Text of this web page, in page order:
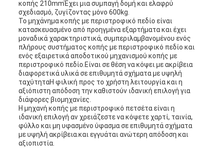
κοπής 210mmΈχει μια συμπαγή δομή και ελαφρύ
σχεδιασμό, ζυγίζοντας μόνο 600kg.
Το μηχάνημα κοπής με περιστροφικό πεδίο είναι
κατασκευασμένο από προηγμένα εξαρτήματα και έχει
μοναδικά χαρακτηριστικά, συμπεριλαμβανομένου ενός
πλήρους συστήματος κοπής με περιστροφικό πεδίο και
ενός εξαιρετικά αποδοτικού μηχανισμού κοπής με
περιστροφικό πεδίο.Είναι σε θέση να κόψει με ακρίβεια
διαφορετικά υλικά σε επιθυμητά σχήματα με υψηλή
ταχύτηταΗ φιλική προς το χρήστη λειτουργία και η
αξιόπιστη απόδοση την καθιστούν ιδανική επιλογή για
διάφορες βιομηχανίες.
Η μηχανή κοπής με περιστροφικό πετσέτα είναι η
ιδανική επιλογή αν χρειάζεστε να κόψετε χαρτί, ταινία,
φύλλο και μη υφασμένο ύφασμα σε επιθυμητά σχήματα
με υψηλή ακρίβεια.και εγγυάται ανώτερη απόδοση και
αξιοπιστία.